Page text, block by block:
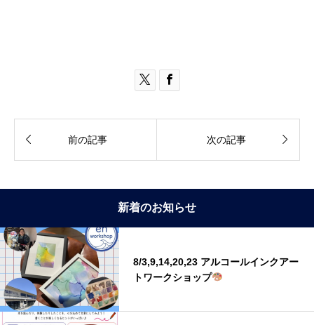
 
 前の記事 次の記事 
新着のお知らせ
8/3,9,14,20,23 アルコールインクアー
トワークショップ